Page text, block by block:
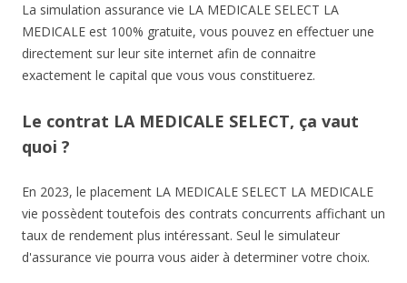
La simulation assurance vie LA MEDICALE SELECT LA
MEDICALE est 100% gratuite, vous pouvez en effectuer une
directement sur leur site internet afin de connaitre
exactement le capital que vous vous constituerez.
Le contrat LA MEDICALE SELECT, ça vaut
quoi ?
En 2023, le placement LA MEDICALE SELECT LA MEDICALE
vie possèdent toutefois des contrats concurrents affichant un
taux de rendement plus intéressant. Seul le simulateur
d'assurance vie pourra vous aider à determiner votre choix.